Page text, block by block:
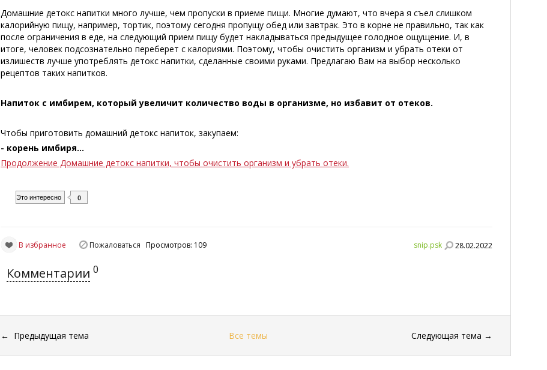
Домашние детокс напитки много лучше, чем пропуски в приеме пищи. Многие думают, что вчера я съел слишком
калорийную пищу, например, тортик, поэтому сегодня пропущу обед или завтрак. Это в корне не правильно, так как
после ограничения в еде, на следующий прием пищу будет накладываться предыдущее голодное ощущение. И, в
итоге, человек подсознательно переберет с калориями. Поэтому, чтобы очистить организм и убрать отеки от
излишеств лучше употреблять детокс напитки, сделанные своими руками. Предлагаю Вам на выбор несколько
рецептов таких напитков.
Напиток с имбирем, который увеличит количество воды в организме, но избавит от отеков.
Чтобы приготовить домашний детокс напиток, закупаем:
- корень имбиря…
Продолжение Домашние детокс напитки, чтобы очистить организм и убрать отеки.
Это интересно 0
snip.psk 28.02.2022
В избранное Пожаловаться Просмотров: 109
Комментарии 0
← Предыдущая тема Все темы Следующая тема →